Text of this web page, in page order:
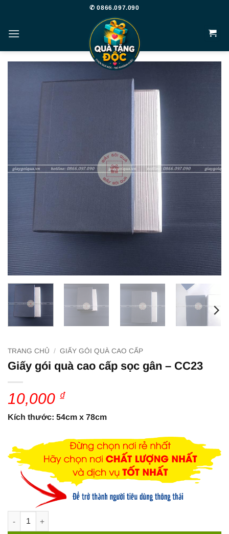
nội
✆ 0866.097.090
TRANG CHỦ / GIẤY GÓI QUÀ CAO CẤP
Giấy gói quà cao cấp sọc gân – CC23
10,000 ₫
Kích thước: 54cm x 78cm
Giấy gói quà cao cấp sọc gân - CC23 số lượng